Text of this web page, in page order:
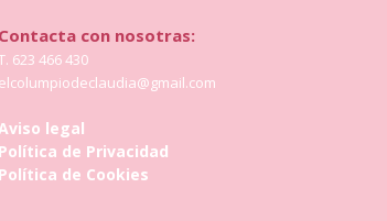
Contacta con nosotras:
623 466 430
elcolumpiodeclaudia@gmail.com
legal
Política de Privacidad
Política de Cookies